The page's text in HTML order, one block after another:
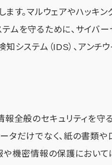
ます。マルウェアやハッキ
ムを守るために、サイバー
知システム（IDS）、アンチ
報全般のセキュリティを守
タだけでなく、紙の書類
や機密情報の保護におい